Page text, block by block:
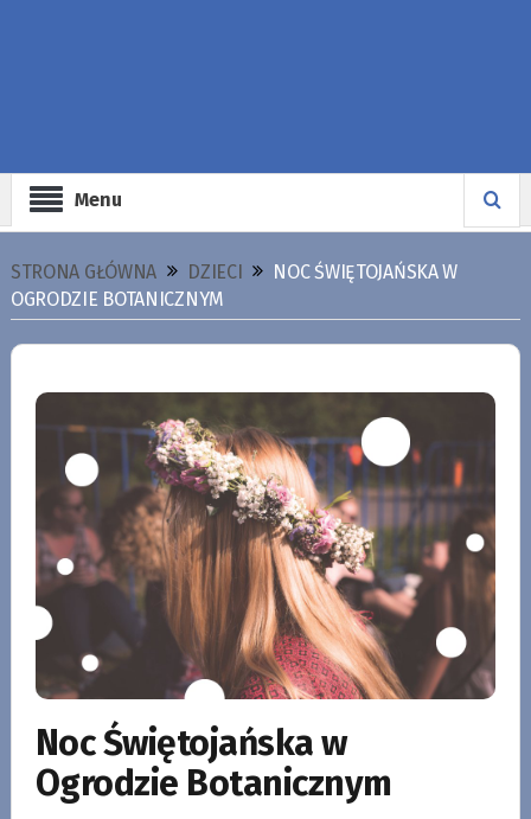
Menu
STRONA GŁÓWNA DZIECI
NOC ŚWIĘTOJAŃSKA W
OGRODZIE BOTANICZNYM
Noc Świętojańska w
Ogrodzie Botanicznym